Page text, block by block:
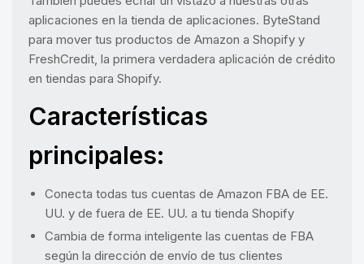
aplicaciones en la tienda de aplicaciones. ByteStand
para mover tus productos de Amazon a Shopify y
FreshCredit, la primera verdadera aplicación de crédito
en tiendas para Shopify.
Características
principales:
Conecta todas tus cuentas de Amazon FBA de EE.
UU. y de fuera de EE. UU. a tu tienda Shopify
Cambia de forma inteligente las cuentas de FBA
según la dirección de envío de tus clientes